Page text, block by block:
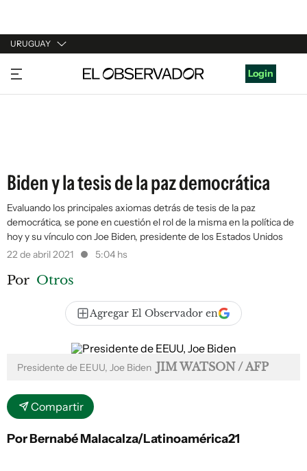
URUGUAY
URUGUAY
ARGENTINA
Login
Biden y la tesis de la paz democrática
Evaluando los principales axiomas detrás de tesis de la paz
democrática, se pone en cuestión el rol de la misma en la política de
hoy y su vínculo con Joe Biden, presidente de los Estados Unidos
22 de abril 2021
5:04 hs
Por Otros
Agregar El Observador en
Presidente de EEUU, Joe Biden JIM WATSON / AFP
Compartir
Por Bernabé Malacalza/Latinoamérica21